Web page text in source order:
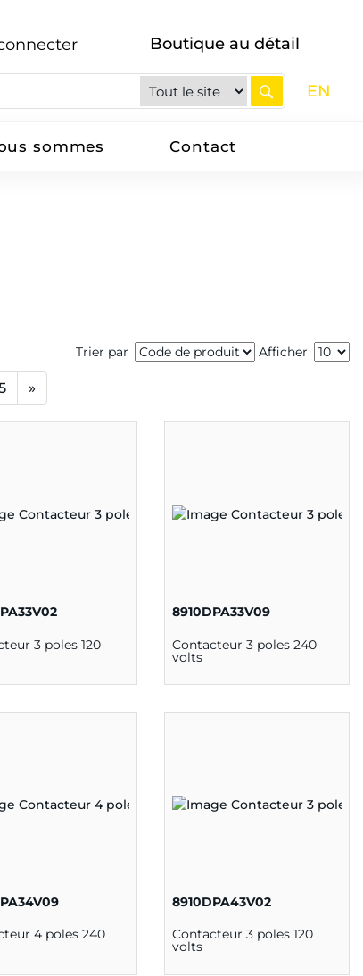
Boutique au détail
EN
sommes Contact
Trier par Afficher
»
3 poles 120
8910DPA33V09
Contacteur 3 poles 240
volts
4 poles 240
8910DPA43V02
Contacteur 3 poles 120
volts